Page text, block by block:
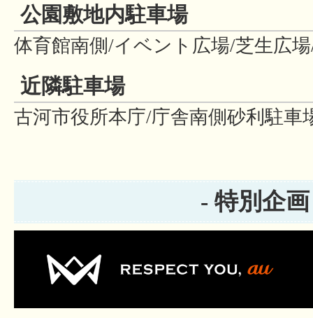
公園敷地内駐車場
体育館南側/イベント広場/芝生広
近隣駐車場
古河市役所本庁/庁舎南側砂利駐車
- 特別企